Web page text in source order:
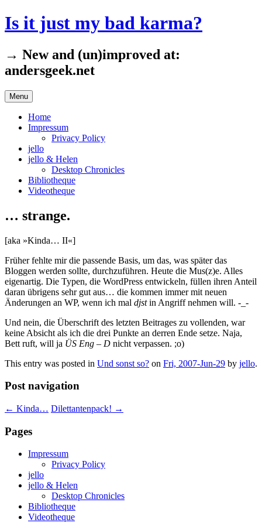
Skip
to
Is it just my bad karma?
→ New and (un)improved at:
andersgeek.net
Menu
Home
Impressum
Privacy Policy
jello
jello & Helen
Desktop Chronicles
Bibliotheque
Videotheque
… strange.
[aka »Kinda… II«]
Früher fehlte mir die passende Basis, um das, was später das
Bloggen werden sollte, durchzuführen. Heute die Mus(z)e. Alles
eigenartig. Die Typen, die WordPress entwickeln, füllen ihren Anteil
daran übrigens sehr gut aus… die kommen immer mit neuen
Änderungen an WP, wenn ich mal djstin Angriff nehmen will. -_-
Und nein, die Überschrift des letzten Beitrages zu vollenden, war
keine Absicht als ich die drei Punkte an derren Ende setze. Naja,
Bett ruft, will ja ÜS Eng – D nicht verpassen. ;o)
This entry was posted in Und sonst so? on Fri, 2007-Jun-29 by jello.
Post navigation
← Kinda… Dilettantenpack! →
Pages
Impressum
Privacy Policy
jello
jello & Helen
Desktop Chronicles
Bibliotheque
Videotheque